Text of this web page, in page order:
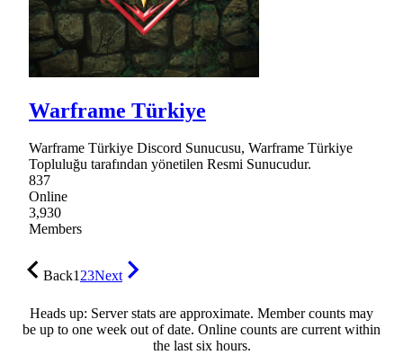
Warframe Türkiye
Warframe Türkiye Discord Sunucusu, Warframe Türkiye
Topluluğu tarafından yönetilen Resmi Sunucudur.
837
Online
3,930
Members
Back123Next
Heads up: Server stats are approximate. Member counts may
be up to one week out of date. Online counts are current within
the last six hours.